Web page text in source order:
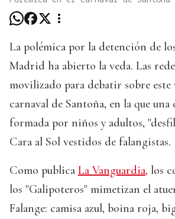
La polémica por la detención de
Madrid ha abierto la veda. Las
movilizado para debatir sobre este
carnaval de Santoña, en la que una
formada por niños y adultos,
Cara al Sol vestidos de falangistas.
Como publica La Vanguardia, los
los "Galipoteros" mimetizan el
Falange: camisa azul, boina roja,